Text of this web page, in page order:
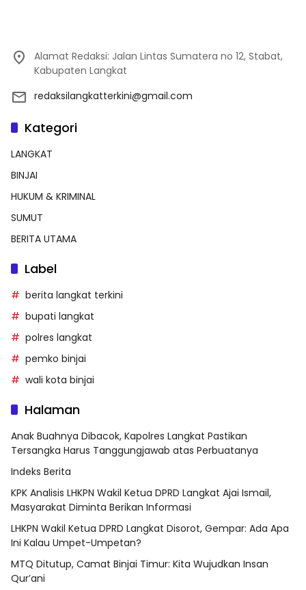
Alamat Redaksi: Jalan Lintas Sumatera no 12, Stabat,
Kabupaten Langkat
redaksilangkatterkini@gmail.com
Kategori
LANGKAT
BINJAI
HUKUM & KRIMINAL
SUMUT
BERITA UTAMA
Label
berita langkat terkini
bupati langkat
polres langkat
pemko binjai
wali kota binjai
Halaman
Anak Buahnya Dibacok, Kapolres Langkat Pastikan
Tersangka Harus Tanggungjawab atas Perbuatanya
Indeks Berita
KPK Analisis LHKPN Wakil Ketua DPRD Langkat Ajai Ismail,
Masyarakat Diminta Berikan Informasi
LHKPN Wakil Ketua DPRD Langkat Disorot, Gempar: Ada Apa
Ini Kalau Umpet-Umpetan?
MTQ Ditutup, Camat Binjai Timur: Kita Wujudkan Insan
Qur’ani